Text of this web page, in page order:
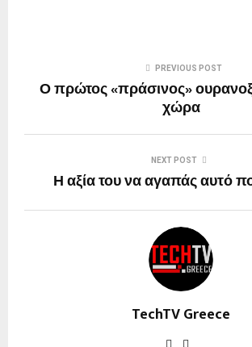
PREVIOUS POST
Ο πρώτος «πράσινος»
χώρα
NEXT POST
Η αξία του να αγαπάς αυτό
TechTV Greece